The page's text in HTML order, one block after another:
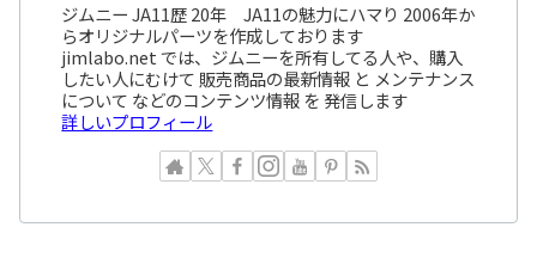
ジムニー JA11歴 20年 JA11の魅力にハマり 2006年か
らオリジナルパーツを作成しております
jimlabo.net では、ジムニーを所有してる人や、購入
したい人にむけて 販売商品の最新情報 と メンテナンス
について などのコンテンツ情報 を 発信します
詳しいプロフィール